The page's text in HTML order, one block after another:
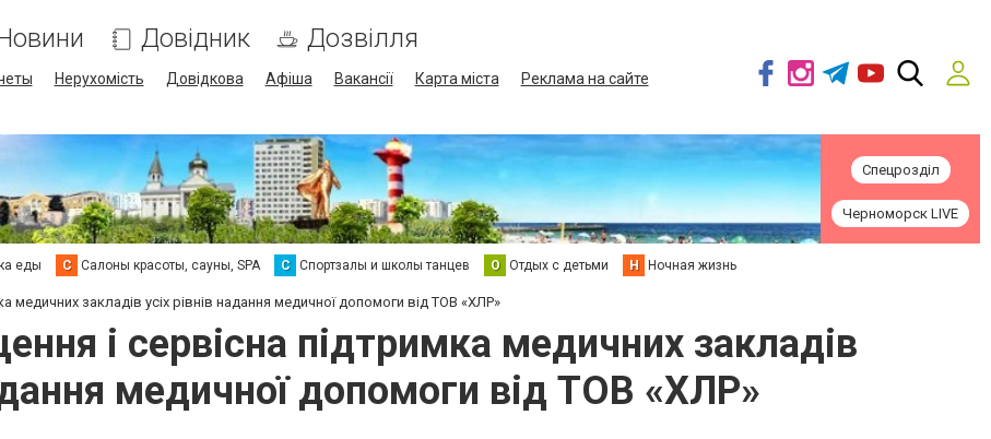
Довідник Дозвілля
Нерухомість Довідкова Афіша Вакансії Карта міста
Реклама на сайте
Спецрозділ
Черноморск LIVE
еды С Салоны красоты, сауны, SPA С Спортзалы и школы танцев О Отдых с детьми Н Ночная жизнь
медичних закладів усіх рівнів надання медичної допомоги від ТОВ «ХЛР»
і сервісна підтримка медичних закладів
медичної допомоги від ТОВ «ХЛР»